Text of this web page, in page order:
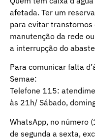
afetada. Ter um
para evitar
manutenção da rede
a interrupção do
Para comunicar falta
Semae:
Telefone 115:
às 21h/ Sábado,
WhatsApp, no
de segunda a sexta,